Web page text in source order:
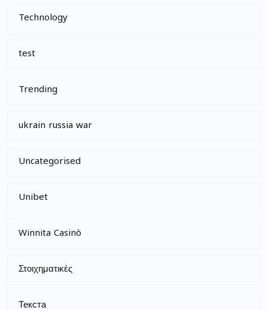
Technology
test
Trending
ukrain russia war
Uncategorised
Unibet
Winnita Casinò
Στοιχηματικές
Текста